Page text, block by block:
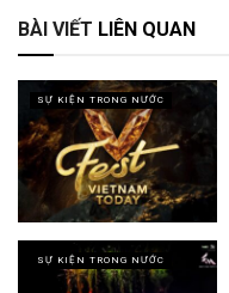
BÀI VIẾT LIÊN QUAN
SỰ KIỆN TRONG NƯỚC
SỰ KIỆN TRONG NƯỚC